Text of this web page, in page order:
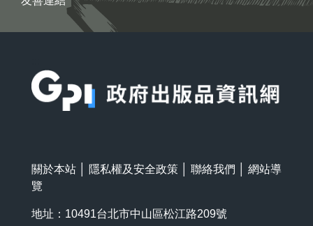
關於本站 隱私權及安全政策 聯絡我們
網站導
覽
地址：10491台北市中山區松江路209號